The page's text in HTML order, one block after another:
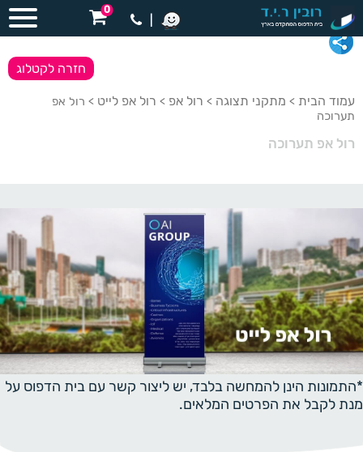
0
עמוד הבית > מתקני תצוגה > רול אפ > רול אפ לייט > רול אפ
תערוכה
רול אפ תערוכה
חזרה לקטלוג
*התמונות הינן להמחשה בלבד, יש ליצור קשר עם בית הדפוס על
מנת לקבל את הפרטים המלאים.